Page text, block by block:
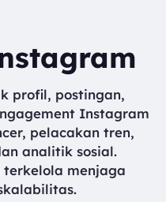
profil, postingan,
Instagram
pelacakan tren,
analitik sosial.
menjaga